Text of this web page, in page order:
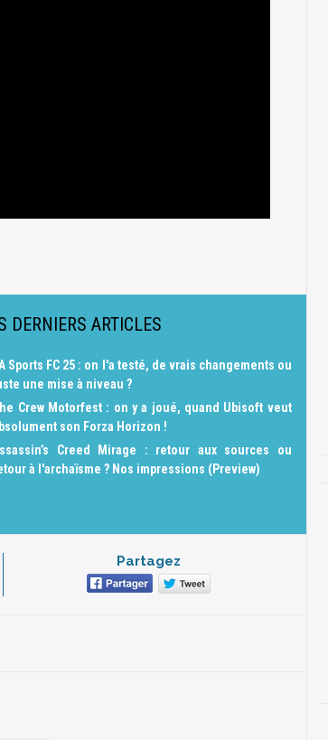
DERNIERS ARTICLES
Sports FC 25 : on l'a testé, de vrais changements ou
une mise à niveau ?
Crew Motorfest : on y a joué, quand Ubisoft veut
son Forza Horizon !
Creed Mirage : retour aux sources ou
à l'archaïsme ? Nos impressions (Preview)
Partagez